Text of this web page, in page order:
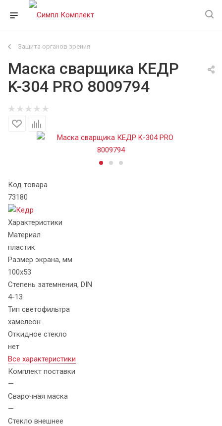
Защита органов зрения
Маска сварщика КЕДР
K-304 PRO 8009794
Код товара
73180
Характеристики
Материал
пластик
Размер экрана, мм
100х53
Степень затемнения, DIN
4-13
Тип светофильтра
хамелеон
Откидное стекло
нет
Все характеристики
Комплект поставки
—
Сварочная маска
—
Стекло внешнее